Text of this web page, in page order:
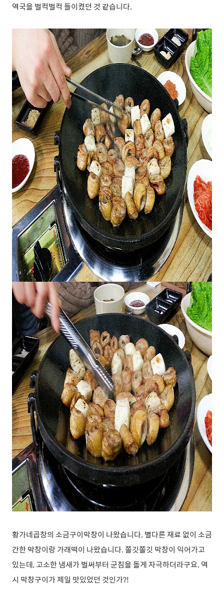
역국을 벌컥벌컥 들이켰던 것 같습니다.
황가네곱창의 소금구이막창이 나왔습니다. 별다른 재료 없이 소금
간한 막창이랑 가래떡이 나왔습니다. 쫄깃쫄깃 막창이 익어가고
있는데, 고소한 냄새가 벌써부터 군침을 돌게 자극하더라구요. 역
시 막창구이가 제일 맛있었던 것인가?!